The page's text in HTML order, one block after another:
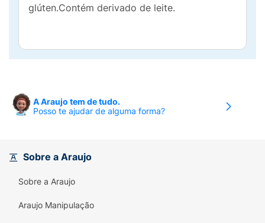
glúten.Contém derivado de leite.
A Araujo tem de tudo.
Posso te ajudar de alguma forma?
Sobre a Araujo
Sobre a Araujo
Araujo Manipulação